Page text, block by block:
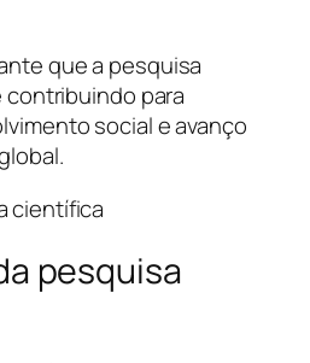
que a pesquisa
para
social e avanço
pesquisa